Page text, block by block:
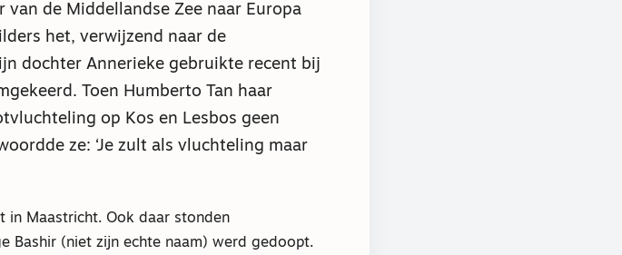
de Middellandse Zee naar Europa
het, verwijzend naar de
dochter Annerieke gebruikte recent bij
Toen Humberto Tan haar
op Kos en Lesbos geen
ze: ‘Je zult als vluchteling maar
in Maastricht. Ook daar stonden
Bashir (niet zijn echte naam) werd gedoopt.